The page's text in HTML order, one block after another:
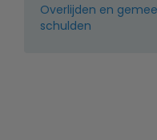
Overlijden en
schulden